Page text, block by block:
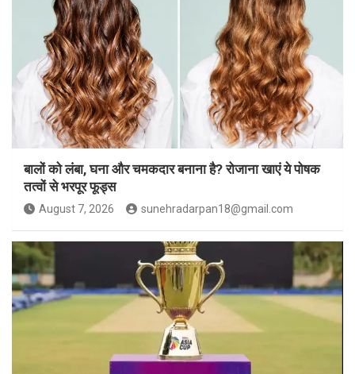
बालों को लंबा, घना और चमकदार बनाना है? रोजाना खाएं ये पोषक
तत्वों से भरपूर फूड्स
August 7, 2026 sunehradarpan18@gmail.com